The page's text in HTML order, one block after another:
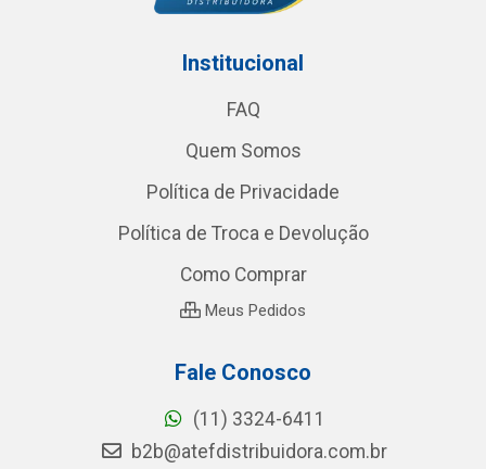
Institucional
FAQ
Quem Somos
Política de Privacidade
Política de Troca e Devolução
Como Comprar
Meus Pedidos
Fale Conosco
(11) 3324-6411
b2b@atefdistribuidora.com.br